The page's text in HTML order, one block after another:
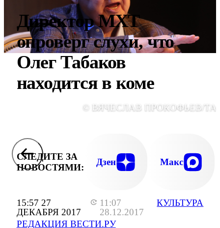
15:57 27
ДЕКАБРЯ 2017
11:07
28.12.2017
РЕДАКЦИЯ ВЕСТИ.РУ
КУЛЬТУРА
Директор МХТ
опроверг слухи, что
Олег Табаков
находится в коме
© ВЯЧЕСЛАВ ПРОКОФЬЕВ/
СЛЕДИТЕ ЗА
НОВОСТЯМИ:
Дзен Макс